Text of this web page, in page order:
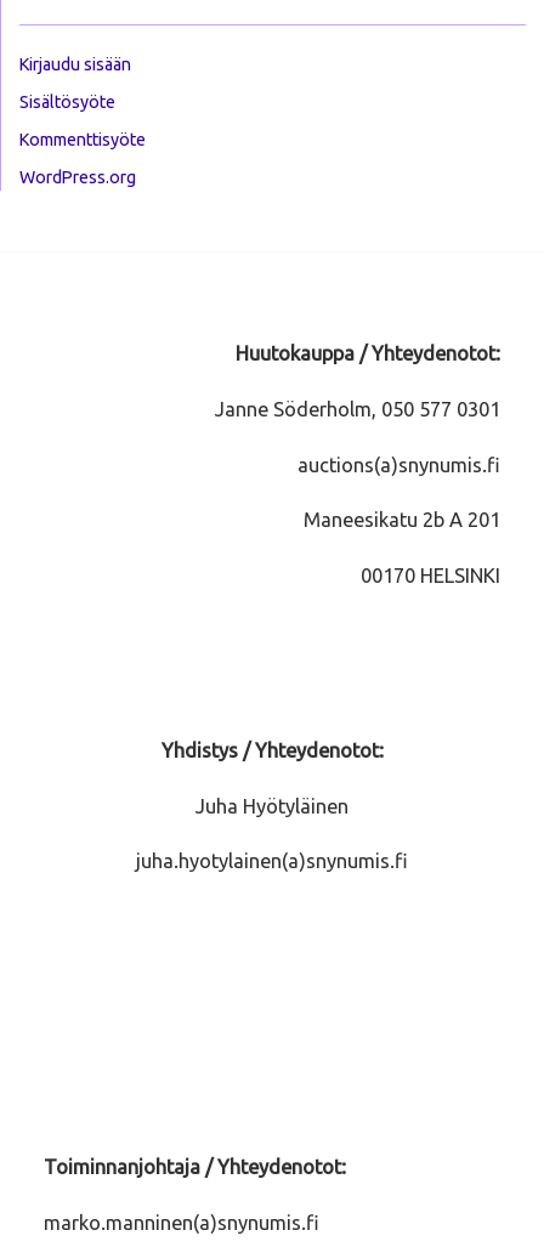
Kirjaudu sisään
Sisältösyöte
Kommenttisyöte
WordPress.org
Huutokauppa / Yhteydenotot:
Janne Söderholm, 050 577 0301
auctions(a)snynumis.fi
Maneesikatu 2b A 201
00170 HELSINKI
Yhdistys / Yhteydenotot:
Juha Hyötyläinen
juha.hyotylainen(a)snynumis.fi
Toiminnanjohtaja / Yhteydenotot:
marko.manninen(a)snynumis.fi